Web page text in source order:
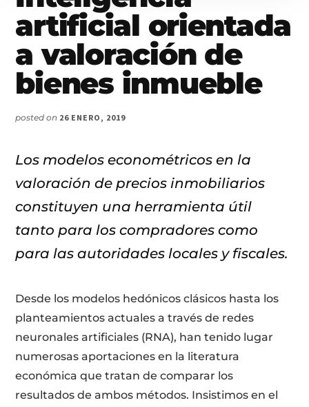
artificial orientada
a valoración de
bienes inmueble
posted on 26 ENERO, 2019
Los modelos econométricos en la
valoración de precios inmobiliarios
constituyen una herramienta útil
tanto para los compradores como
para las autoridades locales y fiscales.
Desde los modelos hedónicos clásicos hasta los
planteamientos actuales a través de redes
neuronales artificiales (RNA), han tenido lugar
numerosas aportaciones en la literatura
económica que tratan de comparar los
resultados de ambos métodos. Insistimos en el